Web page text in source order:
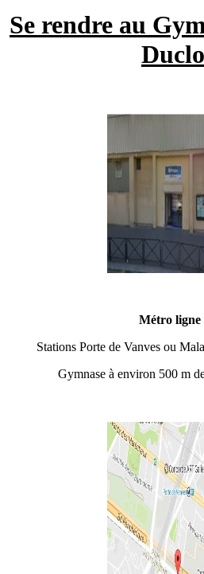
Se rendre au
Métro ligne
Stations Porte de Vanves ou
Gymnase à environ 500 m